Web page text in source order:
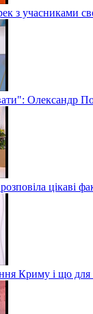
з учасниками
Олександр
цікаві
Криму і що